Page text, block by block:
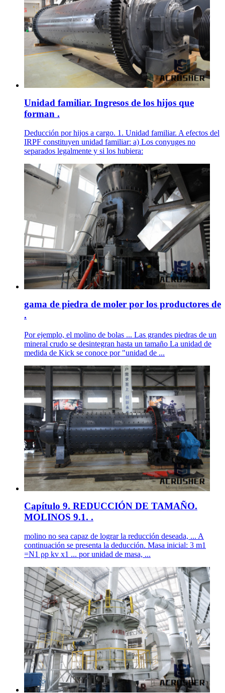
Unidad familiar. Ingresos de los hijos que
forman .
Deducción por hijos a cargo. 1. Unidad familiar. A efectos del
IRPF constituyen unidad familiar: a) Los conyuges no
separados legalmente y si los hubiera:
gama de piedra de moler por los productores de
.
Por ejemplo, el molino de bolas ... Las grandes piedras de un
mineral crudo se desintegran hasta un tamaño La unidad de
medida de Kick se conoce por "unidad de ...
Capítulo 9. REDUCCIÓN DE TAMAÑO.
MOLINOS 9.1. .
molino no sea capaz de lograr la reducción deseada, ... A
continuación se presenta la deducción. Masa inicial: 3 m1
=N1 ρp kv x1 ... por unidad de masa, ...